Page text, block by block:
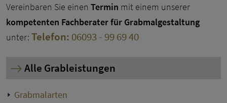
Vereinbaren Sie einen Termin mit einem unserer
kompetenten Fachberater für Grabmalgestaltung
unter: Telefon: 06093 - 99 69 40
Alle Grableistungen
Grabmalarten